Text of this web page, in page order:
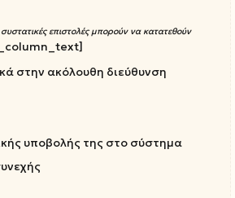
επιστολές μπορούν να κατατεθούν
στην ακόλουθη διεύθυνση
υποβολής της στο σύστημα